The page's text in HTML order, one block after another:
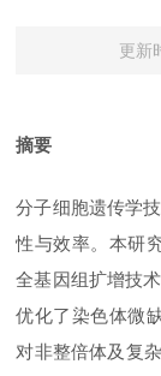
更新
摘要
分子细胞遗传学
性与效率。本研
全基因组扩增技
优化了染色体微
对非整倍体及复